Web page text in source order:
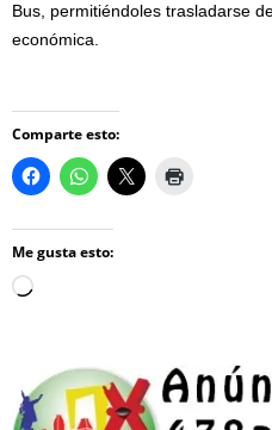
Bus, permitiéndoles trasladarse
económica.
Comparte esto:
Me gusta esto:
Loading…